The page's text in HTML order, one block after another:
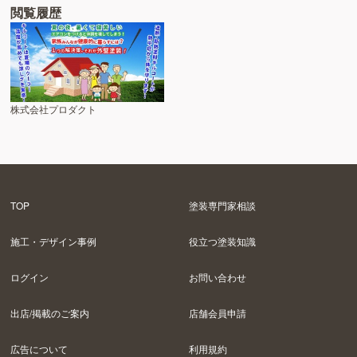
閲覧履歴
株式会社プロダクト
TOP 塗装専門家相談
施工・デザイン事例 役立つ塗装知識
ログイン お問い合わせ
出店/掲載のご案内 店舗会員申請
広告について 利用規約